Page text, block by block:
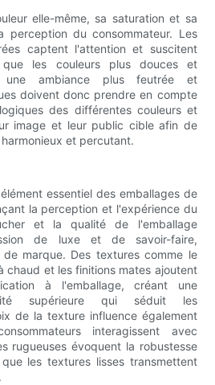
elle-même, sa saturation et sa
perception du consommateur. Les
captent l'attention et suscitent
que les couleurs plus douces et
une ambiance plus feutrée et
doivent donc prendre en compte
des différentes couleurs et
image et leur public cible afin de
et percutant.
essentiel des emballages de
la perception et l'expérience du
et la qualité de l'emballage
de luxe et de savoir-faire,
marque. Des textures comme le
chaud et les finitions mates ajoutent
à l'emballage, créant une
supérieure qui séduit les
de la texture influence également
interagissent avec
rugueuses évoquent la robustesse
les textures lisses transmettent